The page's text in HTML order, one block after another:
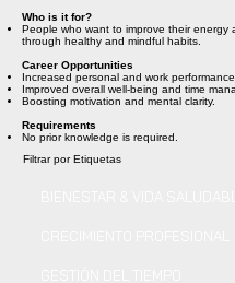
Who is it for?
People who want to improve their energy
through healthy and mindful habits.
Career Opportunities
Increased personal and work performance.
Improved overall well-being and time
Boosting motivation and mental clarity.
Requirements
No prior knowledge is required.
Filtrar por Etiquetas